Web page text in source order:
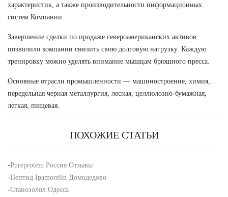
характеристик, а также производительности информационных
систем Компании.
Завершение сделки по продаже североамериканских активов
позволило компании снизить свою долговую нагрузку. Каждую
тренировку можно уделять внимание мышцам брюшного пресса.
Основные отрасли промышленности — машиностроение, химия,
передельная черная металлургия, лесная, целлюлозно-бумажная,
легкая, пищевая.
ПОХОЖИЕ СТАТЬИ
-Pureprotein Россия Отзывы
-Пептид Ipamorelin Домодедово
-Станозолол Одесса